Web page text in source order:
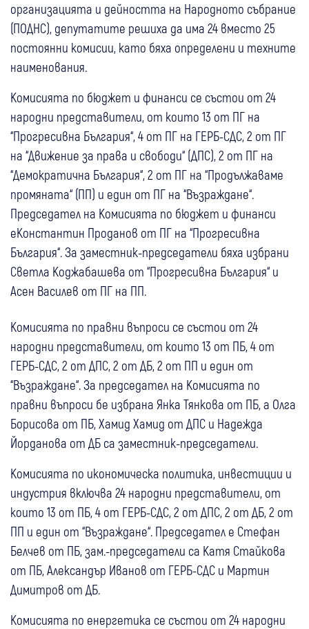
организацията и дейността на Народното събрание
(ПОДНС), депутатите решиха да има 24 вместо 25
постоянни комисии, като бяха определени и техните
наименования.
Комисията по бюджет и финанси се състои от 24
народни представители, от които 13 от ПГ на
“Прогресивна България“, 4 от ПГ на ГЕРБ-СДС, 2 от ПГ
на “Движение за права и свободи“ (ДПС), 2 от ПГ на
“Демократична България“, 2 от ПГ на “Продължаваме
промяната“ (ПП) и един от ПГ на “Възраждане“.
Председател на Комисията по бюджет и финанси
еКонстантин Проданов от ПГ на “Прогресивна
България“. За заместник-председатели бяха избрани
Светла Коджабашева от “Прогресивна България“ и
Асен Василев от ПГ на ПП.
Комисията по правни въпроси се състои от 24
народни представители, от които 13 от ПБ, 4 от
ГЕРБ-СДС, 2 от ДПС, 2 от ДБ, 2 от ПП и един от
“Възраждане“. За председател на Комисията по
правни въпроси бе избрана Янка Тянкова от ПБ, а Олга
Борисова от ПБ, Хамид Хамид от ДПС и Надежда
Йорданова от ДБ са заместник-председатели.
Комисията по икономическа политика, инвестиции и
индустрия включва 24 народни представители, от
които 13 от ПБ, 4 от ГЕРБ-СДС, 2 от ДПС, 2 от ДБ, 2 от
ПП и един от “Възраждане“. Председател е Стефан
Белчев от ПБ, зам.-председатели са Катя Стайкова
от ПБ, Александър Иванов от ГЕРБ-СДС и Мартин
Димитров от ДБ.
Комисията по енергетика се състои от 24 народни